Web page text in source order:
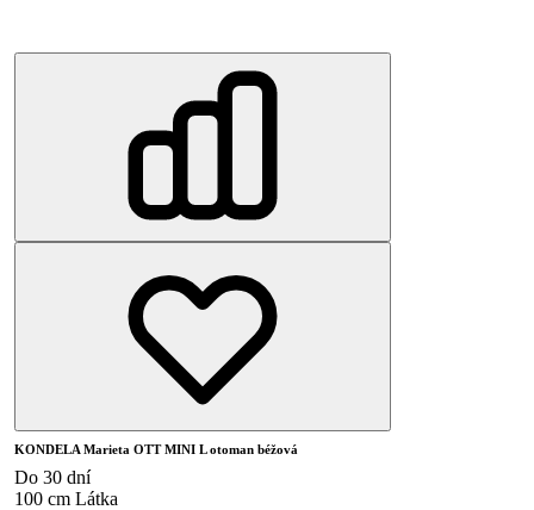
KONDELA Marieta OTT MINI L otoman béžová
Do 30 dní
100 cm Látka